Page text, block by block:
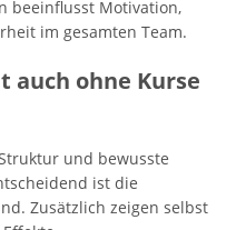
beeinflusst Motivation,
im gesamten Team.
auch ohne Kurse
und bewusste
ist die
Zusätzlich zeigen selbst